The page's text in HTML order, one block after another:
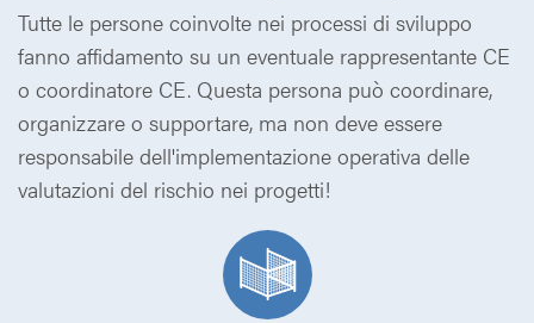
Tutte le persone coinvolte nei processi di sviluppo
fanno affidamento su un eventuale rappresentante CE
o coordinatore CE. Questa persona può coordinare,
organizzare o supportare, ma non deve essere
responsabile dell'implementazione operativa delle
valutazioni del rischio nei progetti!